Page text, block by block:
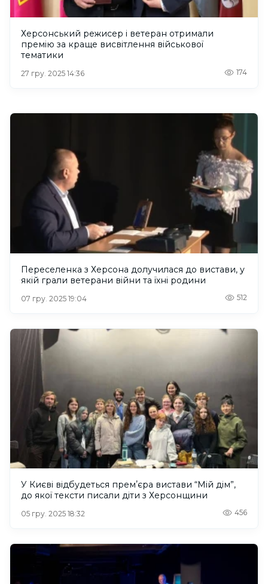
Херсонський режисер і ветеран отримали
премію за краще висвітлення військової
тематики
27 гру. 2025 14:36 174
Переселенка з Херсона долучилася до вистави, у
якій грали ветерани війни та їхні родини
07 гру. 2025 19:04 512
У Києві відбудеться премʼєра вистави “Мій дім”,
до якої тексти писали діти з Херсонщини
05 гру. 2025 18:32 456